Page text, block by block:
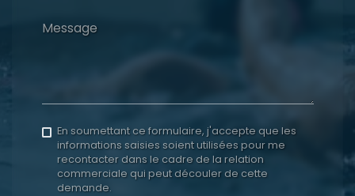
Message
En soumettant ce formulaire, j'accepte que les
informations saisies soient utilisées pour me
recontacter dans le cadre de la relation
commerciale qui peut découler de cette
demande.